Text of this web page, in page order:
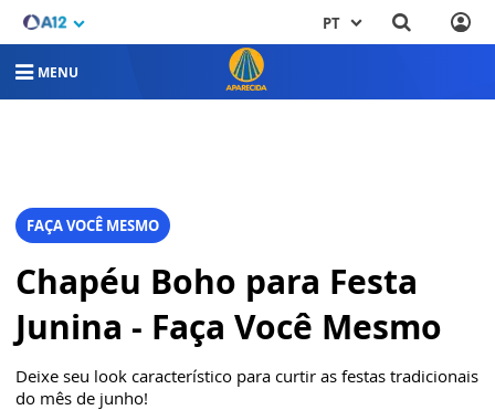
PT
MENU
FAÇA VOCÊ MESMO
Chapéu Boho para Festa
Junina - Faça Você Mesmo
Deixe seu look característico para curtir as festas tradicionais
do mês de junho!